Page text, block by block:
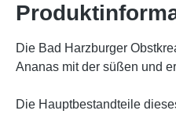
Die Bad Harzburger
Ananas mit der süßen und
Die Hauptbestandteile